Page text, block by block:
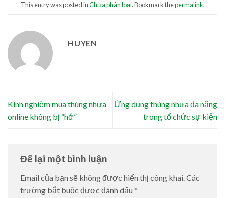
This entry was posted inChưa phân loại. Bookmark thepermalink.
HUYEN
Kinh nghiệm mua thùng nhựa
online không bị “hớ”
Ứng dụng thùng nhựa đa năng
trong tổ chức sự kiện
Để lại một bình luận
Email của bạn sẽ không được hiển thị công khai. Các
trường bắt buộc được đánh dấu *